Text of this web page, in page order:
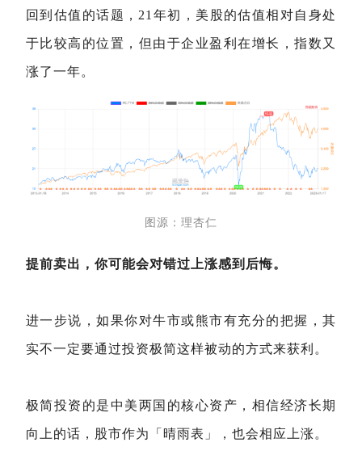
回到估值的话题，21年初，美股的估值相对自身处
于比较高的位置，但由于企业盈利在增长，指数又
涨了一年。
图源：理杏仁
提前卖出，你可能会对错过上涨感到后悔。
进一步说，如果你对牛市或熊市有充分的把握，其
实不一定要通过投资极简这样被动的方式来获利。
极简投资的是中美两国的核心资产，相信经济长期
向上的话，股市作为「晴雨表」，也会相应上涨。